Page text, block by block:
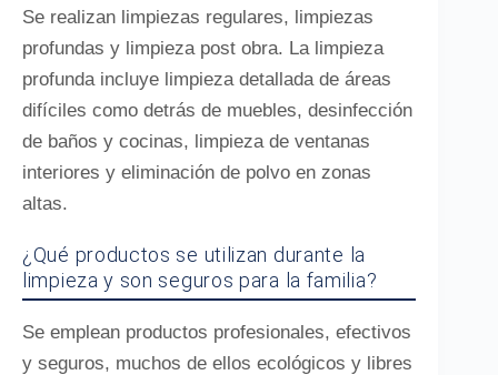
Se realizan limpiezas regulares, limpiezas
profundas y limpieza post obra. La limpieza
profunda incluye limpieza detallada de áreas
difíciles como detrás de muebles, desinfección
de baños y cocinas, limpieza de ventanas
interiores y eliminación de polvo en zonas
altas.
¿Qué productos se utilizan durante la
limpieza y son seguros para la familia?
Se emplean productos profesionales, efectivos
y seguros, muchos de ellos ecológicos y libres